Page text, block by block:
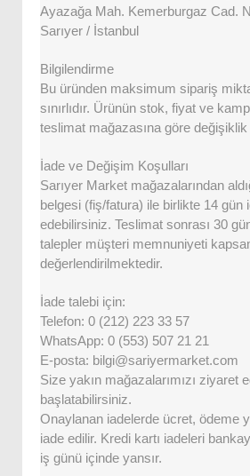
Ayazağa Mah. Kemerburgaz Cad.
Sarıyer / İstanbul
Bilgilendirme
Bu üründen maksimum sipariş
sınırlıdır. Ürünün stok, fiyat ve
teslimat mağazasına göre değişiklik
İade ve Değişim Koşulları
Sarıyer Market mağazalarından
belgesi (fiş/fatura) ile birlikte 14 gün
edebilirsiniz. Teslimat sonrası 30
talepler müşteri memnuniyeti
değerlendirilmektedir.
İade talebi için:
Telefon: 0 (212) 223 33 57
WhatsApp: 0 (553) 507 21 21
E-posta: bilgi@sariyermarket.com
Size yakın mağazalarımızı ziyaret
başlatabilirsiniz.
Onaylanan iadelerde ücret, ödeme
iade edilir. Kredi kartı iadeleri
iş günü içinde yansır.